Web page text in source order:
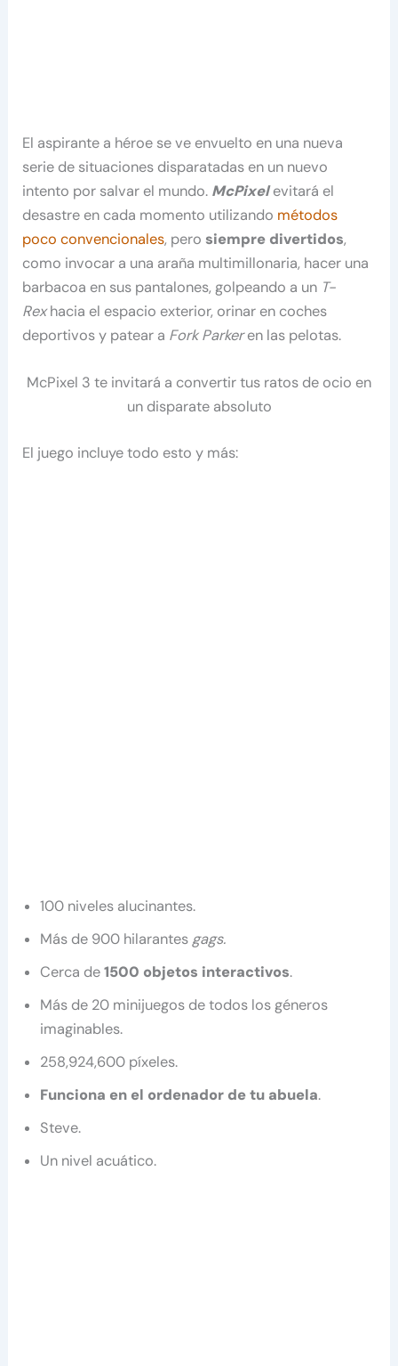
El aspirante a héroe se ve envuelto en una nueva
serie de situaciones disparatadas en un nuevo
intento por salvar el mundo. McPixelevitará el
desastre en cada momento utilizando métodos
poco convencionales, perosiempre divertidos,
como invocar a una araña multimillonaria, hacer una
barbacoa en sus pantalones, golpeando a un T-
Rexhacia el espacio exterior, orinar en coches
deportivos y patear a Fork Parkeren las pelotas.
McPixel 3 te invitará a convertir tus ratos de ocio en
un disparate absoluto
El juego incluye todo esto y más:
100 niveles alucinantes.
Más de 900 hilarantes gags.
Cerca de1500 objetos interactivos.
Más de 20 minijuegos de todos los géneros
imaginables.
258,924,600 píxeles.
Funciona en el ordenador de tu abuela.
Steve.
Un nivel acuático.